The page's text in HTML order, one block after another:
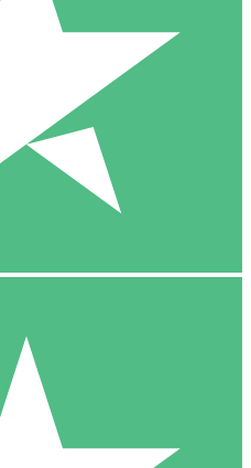
créditos de download. Sem
1000
20 00